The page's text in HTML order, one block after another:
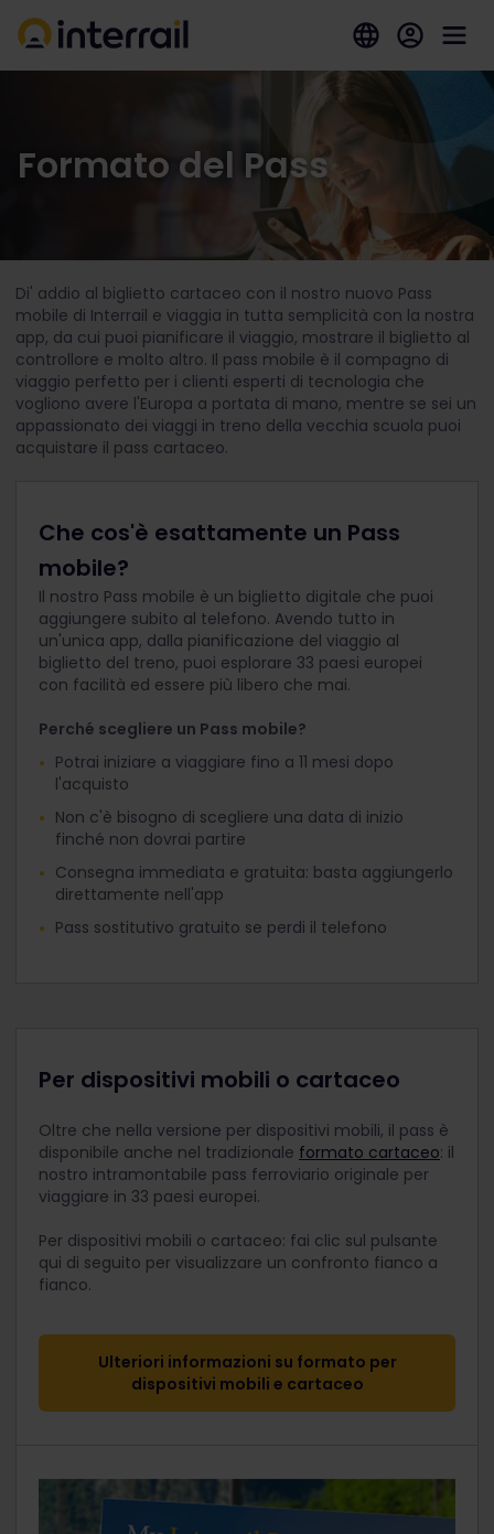
Formato del Pass
Di' addio al biglietto cartaceo con il nostro nuovo Pass
mobile di Interrail e viaggia in tutta semplicità con la nostra
app, da cui puoi pianificare il viaggio, mostrare il biglietto al
controllore e molto altro. Il pass mobile è il compagno di
viaggio perfetto per i clienti esperti di tecnologia che
vogliono avere l'Europa a portata di mano, mentre se sei un
appassionato dei viaggi in treno della vecchia scuola puoi
acquistare il pass cartaceo.
Che cos'è esattamente un Pass
mobile?
Il nostro Pass mobile è un biglietto digitale che puoi
aggiungere subito al telefono. Avendo tutto in
un'unica app, dalla pianificazione del viaggio al
biglietto del treno, puoi esplorare 33 paesi europei
con facilità ed essere più libero che mai.
Perché scegliere un Pass mobile?
Potrai iniziare a viaggiare fino a 11 mesi dopo
l'acquisto
Non c'è bisogno di scegliere una data di inizio
finché non dovrai partire
Consegna immediata e gratuita: basta aggiungerlo
direttamente nell'app
Pass sostitutivo gratuito se perdi il telefono
Per dispositivi mobili o cartaceo
Oltre che nella versione per dispositivi mobili, il pass è
disponibile anche nel tradizionale formato cartaceo: il
nostro intramontabile pass ferroviario originale per
viaggiare in 33 paesi europei.
Per dispositivi mobili o cartaceo: fai clic sul pulsante
qui di seguito per visualizzare un confronto fianco a
fianco.
Ulteriori informazioni su formato per
dispositivi mobili e cartaceo